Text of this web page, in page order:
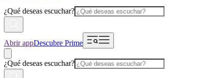
¿Qué deseas escuchar?
Abrir appDescubre Prime
¿Qué deseas escuchar?